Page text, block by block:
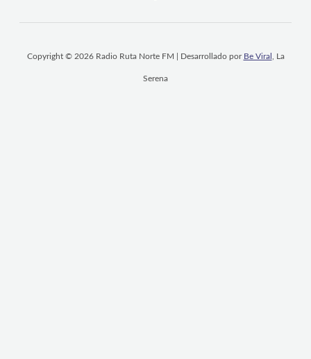
Copyright © 2026 Radio Ruta Norte FM | Desarrollado por Be Viral , La
Serena